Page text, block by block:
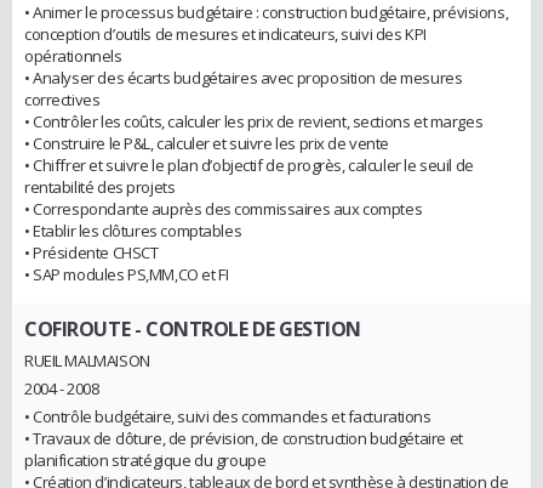
• Animer le processus budgétaire : construction budgétaire, prévisions,
conception d’outils de mesures et indicateurs, suivi des KPI
opérationnels
• Analyser des écarts budgétaires avec proposition de mesures
correctives
• Contrôler les coûts, calculer les prix de revient, sections et marges
• Construire le P&L, calculer et suivre les prix de vente
• Chiffrer et suivre le plan d’objectif de progrès, calculer le seuil de
rentabilité des projets
• Correspondante auprès des commissaires aux comptes
• Etablir les clôtures comptables
• Présidente CHSCT
• SAP modules PS,MM,CO et FI
COFIROUTE- CONTROLE DE GESTION
RUEIL MALMAISON
2004 - 2008
• Contrôle budgétaire, suivi des commandes et facturations
• Travaux de clôture, de prévision, de construction budgétaire et
planification stratégique du groupe
• Création d’indicateurs, tableaux de bord et synthèse à destination de